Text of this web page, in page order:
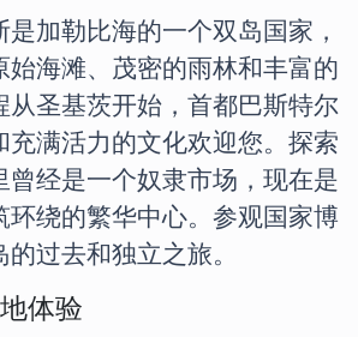
加勒比海的一个双岛国家，
始海滩、茂密的雨林和丰富的
从圣基茨开始，首都巴斯特尔
充满活力的文化欢迎您。探索
曾经是一个奴隶市场，现在是
环绕的繁华中心。参观国家博
过去和独立之旅。
体验